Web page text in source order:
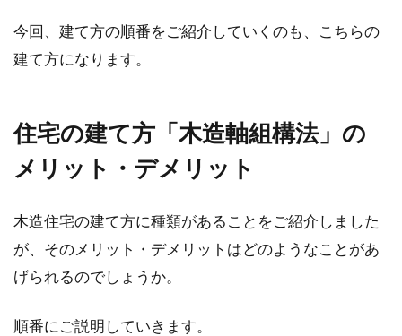
ひび割れ...
ガス給湯器はつけっぱなしよりも日
お湯はもちろん、ものによっては床暖房への熱
の供給ができ...
狭い土地でも大丈夫！2LDKの間取り
今回、建て方の順番をご紹介していくのも、こちらの
建て方になります。
住宅の建て方「木造軸組構法」の
メリット・デメリット
木造住宅の建て方に種類があることをご紹介しました
が、そのメリット・デメリットはどのようなことがあ
げられるのでしょうか。
順番にご説明していきます。